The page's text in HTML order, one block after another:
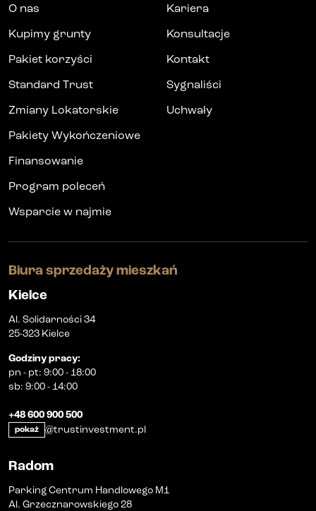
O nas
Kupimy grunty
Pakiet korzyści
Standard Trust
Zmiany Lokatorskie
Pakiety Wykończeniowe
Finansowanie
Program poleceń
Wsparcie w najmie
Kariera
Konsultacje
Kontakt
Sygnaliści
Uchwały
Biura sprzedaży mieszkań
Kielce
Al. Solidarności 34
25-323 Kielce
Godziny pracy:
pn - pt: 9:00 - 18:00
sb: 9:00 - 14:00
+48 600 900 500
pokaż @trustinvestment.pl
Radom
Parking Centrum Handlowego M1
Al. Grzecznarowskiego 28